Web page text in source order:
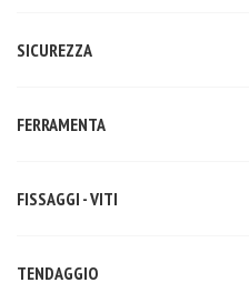
SICUREZZA
FERRAMENTA
FISSAGGI - VITI
TENDAGGIO